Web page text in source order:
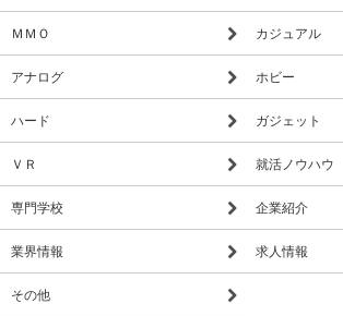
ＭＭＯ カジュアル
アナログ ホビー
ハード ガジェット
ＶＲ 就活ノウハウ
専門学校 企業紹介
業界情報 求人情報
その他